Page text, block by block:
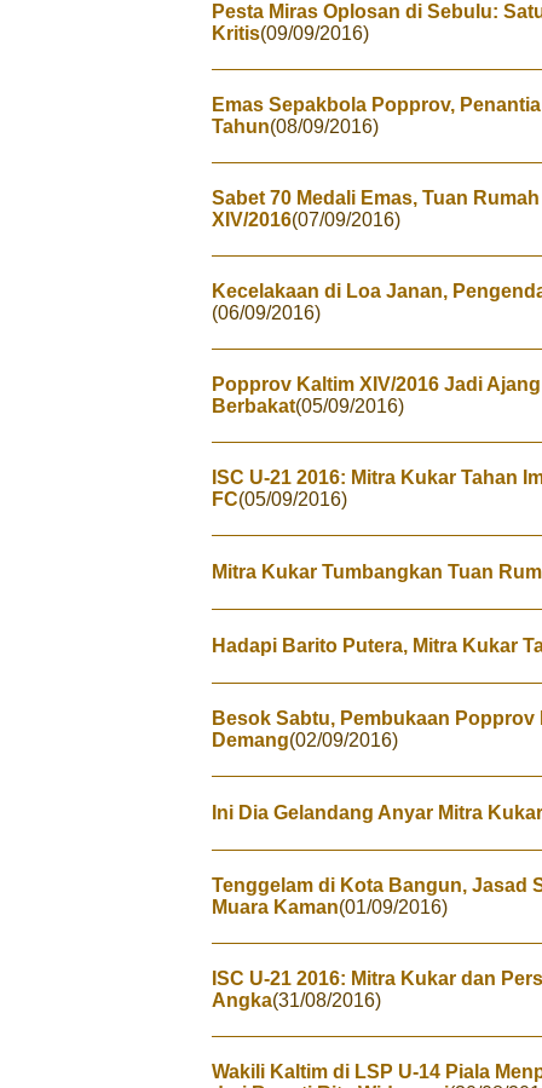
Pesta Miras Oplosan di Sebulu:
Kritis(09/09/2016)
Emas Sepakbola Popprov,
Tahun(08/09/2016)
Sabet 70 Medali Emas, Tuan
XIV/2016(07/09/2016)
Kecelakaan di Loa Janan,
(06/09/2016)
Popprov Kaltim XIV/2016 Jadi
Berbakat(05/09/2016)
ISC U-21 2016: Mitra Kukar Tahan
FC(05/09/2016)
Mitra Kukar Tumbangkan Tuan
Hadapi Barito Putera, Mitra Kukar
Besok Sabtu, Pembukaan
Demang(02/09/2016)
Ini Dia Gelandang Anyar Mitra
Tenggelam di Kota Bangun, Jasad
Muara Kaman(01/09/2016)
ISC U-21 2016: Mitra Kukar dan
Angka(31/08/2016)
Wakili Kaltim di LSP U-14 Piala